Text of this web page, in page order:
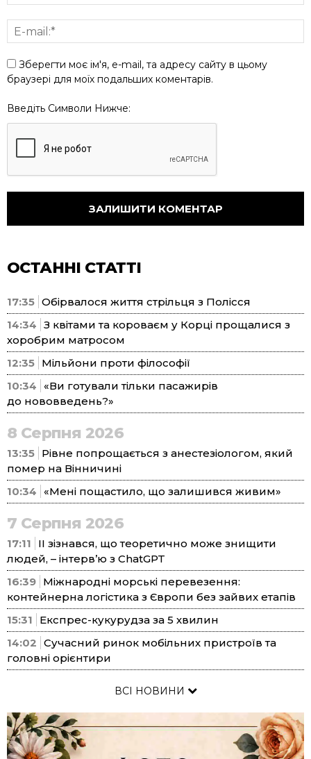
Зберегти моє ім'я, e-mail, та адресу сайту в цьому
браузері для моїх подальших коментарів.
Введіть Символи Нижче:
ОСТАННІ СТАТТІ
17:35 Обірвалося життя стрільця з Полісся
14:34 З квітами та короваєм у Корці прощалися з
хоробрим матросом
12:35 Мільйони проти філософії
10:34
«Ви готували тільки пасажирів
до нововведень?»
8 Серпня 2026
13:35 Рівне попрощається з анестезіологом, який
помер на Вінничині
10:34
«Мені пощастило, що залишився живим»
7 Серпня 2026
17:11
ІІ зізнався, що теоретично може знищити
людей, – інтерв’ю з ChatGPT
16:39 Міжнародні морські перевезення:
контейнерна логістика з Європи без зайвих етапів
15:31
Експрес-кукурудза за 5 хвилин
14:02 Сучасний ринок мобільних пристроїв та
головні орієнтири
ВСІ НОВИНИ